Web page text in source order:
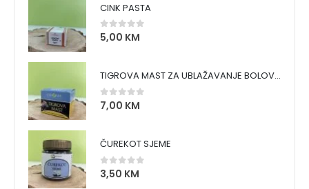
CINK PASTA
0 out of 5
5,00 KM
TIGROVA MAST ZA UBLAŽAVANJE BOLOVA I ZAGRIJAVANJE MIŠIĆA
0 out of 5
7,00 KM
ČUREKOT SJEME
0 out of 5
3,50 KM